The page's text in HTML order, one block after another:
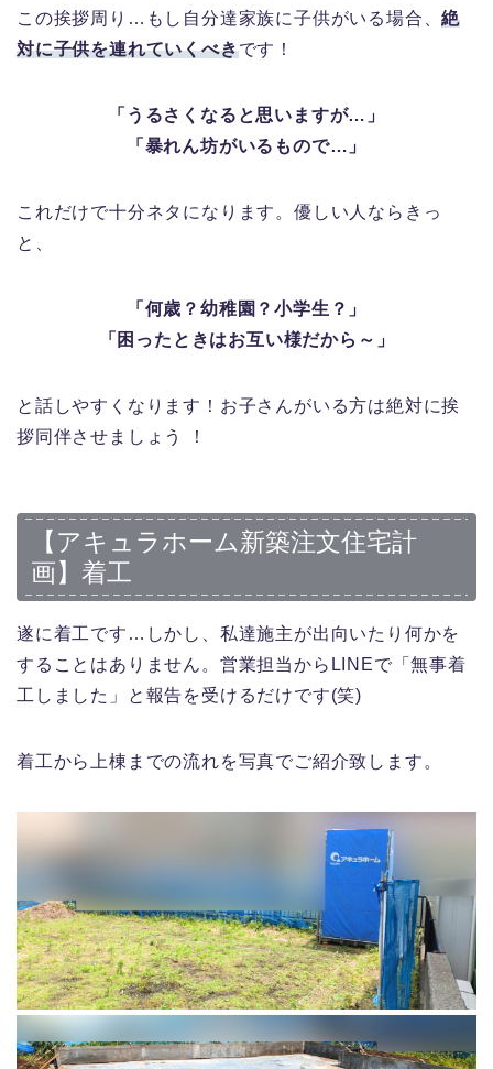
この挨拶周り…もし自分達家族に子供がいる場合、絶
対に子供を連れていくべきです！
「うるさくなると思いますが…」
「暴れん坊がいるもので…」
これだけで十分ネタになります。優しい人ならきっ
と、
「何歳？幼稚園？小学生？」
「困ったときはお互い様だから～」
と話しやすくなります！お子さんがいる方は絶対に挨
拶同伴させましょう ！
【アキュラホーム新築注文住宅計
画】着工
遂に着工です…しかし、私達施主が出向いたり何かを
することはありません。営業担当からLINEで「無事着
工しました」と報告を受けるだけです(笑)
着工から上棟までの流れを写真でご紹介致します。